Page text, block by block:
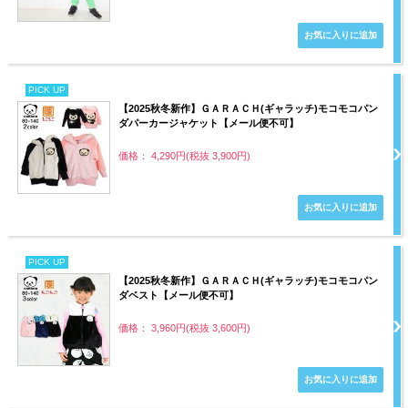
PICK UP
【2025秋冬新作】ＧＡＲＡＣＨ(ギャラッチ)モコモコパン
ダパーカージャケット【メール便不可】
価格： 4,290円(税抜 3,900円)
PICK UP
【2025秋冬新作】ＧＡＲＡＣＨ(ギャラッチ)モコモコパン
ダベスト【メール便不可】
価格： 3,960円(税抜 3,600円)